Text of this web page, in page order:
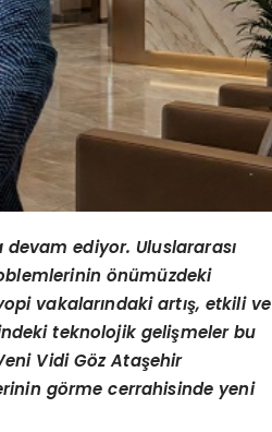
ediyor. Uluslararası
önümüzdeki
vakalarındaki artış, etkili ve
teknolojik gelişmeler bu
Vidi Göz Ataşehir
görme cerrahisinde yeni